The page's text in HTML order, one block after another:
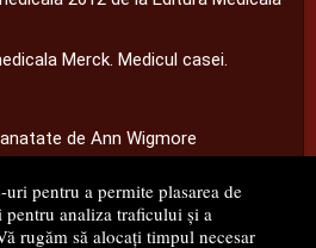
pentru a permite plasarea de
analiza traficului și a
rugăm să alocați timpul necesar
Merck. Medicul casei.
de Ann Wigmore